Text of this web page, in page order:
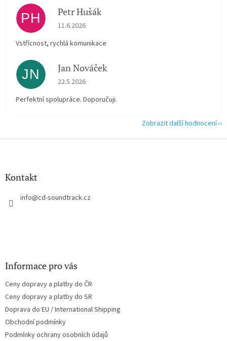
PH Petr Hušák
Hodnocení obchodu je 5 z 5 hvězdiček.
11.6.2026
Vstřícnost, rychlá komunikace
JN Jan Nováček
Hodnocení obchodu je 5 z 5 hvězdiček.
22.5.2026
Perfektní spolupráce. Doporučuji.
Zobrazit další hodnocení
Z
Kontakt
info@cd-soundtrack.cz
Informace pro vás
Ceny dopravy a platby do ČR
Ceny dopravy a platby do SR
Doprava do EU / International Shipping
Obchodní podmínky
Podmínky ochrany osobních údajů